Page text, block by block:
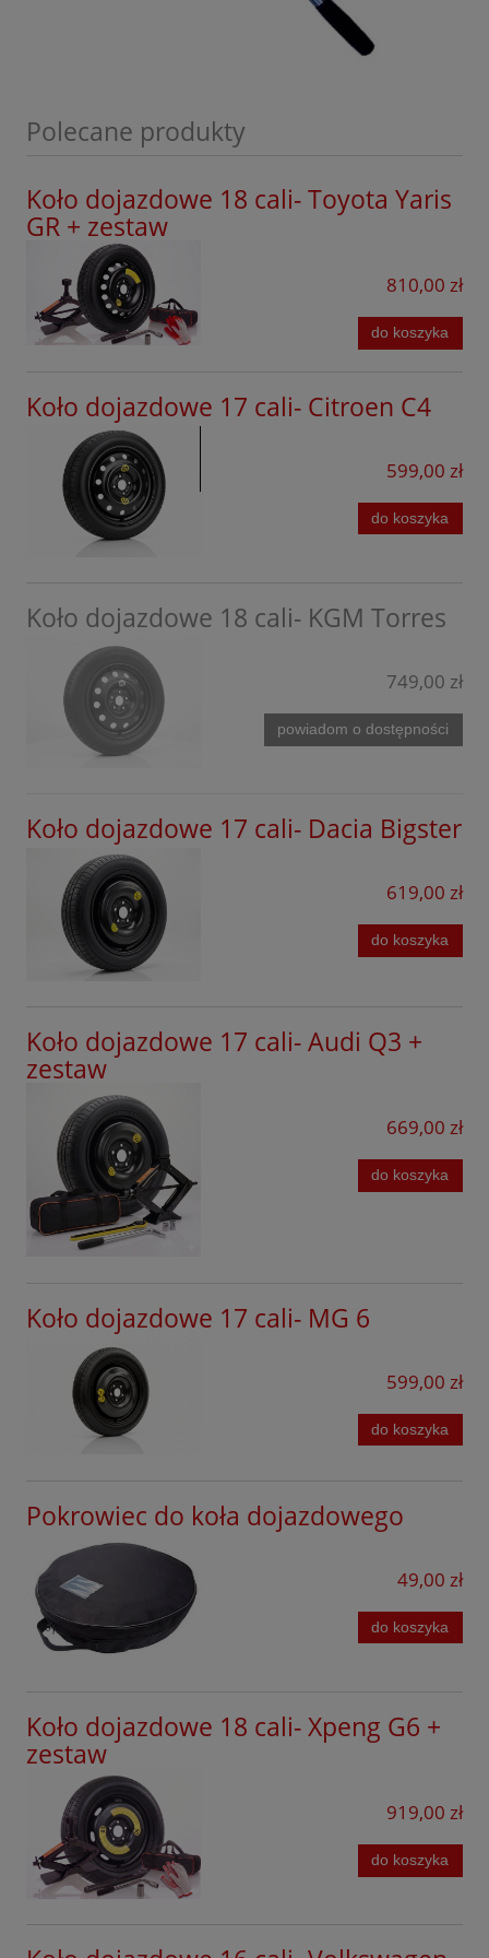
Renault
Seat
Seres
Skoda
Subaru
Suzuki
Tesla
SsangYong
Toyota
Volkswagen
Volvo
Xpeng
Polecane produkty
Koło dojazdowe 18 cali- Toyota Yaris
GR + zestaw
810,00 zł
do koszyka
Koło dojazdowe 17 cali- Citroen C4
599,00 zł
do koszyka
Koło dojazdowe 18 cali- KGM Torres
749,00 zł
powiadom o dostępności
Koło dojazdowe 17 cali- Dacia Bigster
619,00 zł
do koszyka
Koło dojazdowe 17 cali- Audi Q3 +
zestaw
669,00 zł
do koszyka
Koło dojazdowe 17 cali- MG 6
599,00 zł
do koszyka
Pokrowiec do koła dojazdowego
49,00 zł
do koszyka
Koło dojazdowe 18 cali- Xpeng G6 +
zestaw
919,00 zł
do koszyka